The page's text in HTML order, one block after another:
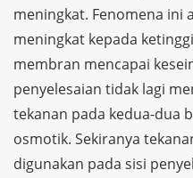
meningkat. Fenomena ini
meningkat kepada
membran mencapai
penyelesaian tidak lagi
tekanan pada kedua-dua
osmotik. Sekiranya
digunakan pada sisi